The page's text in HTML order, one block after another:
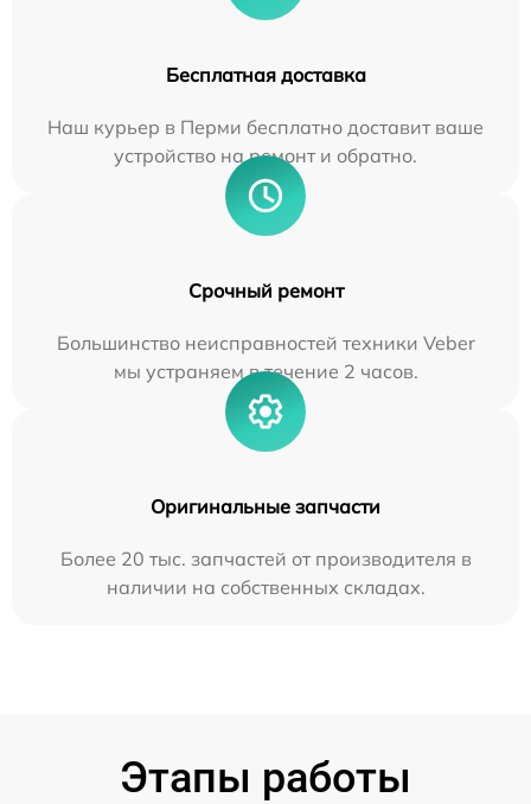
Бесплатная доставка
Наш курьер в Перми бесплатно доставит ваше
устройство на ремонт и обратно.
Срочный ремонт
Большинство неисправностей техники Veber
мы устраняем в течение 2 часов.
Оригинальные запчасти
Более 20 тыс. запчастей от производителя в
наличии на собственных складах.
Этапы работы